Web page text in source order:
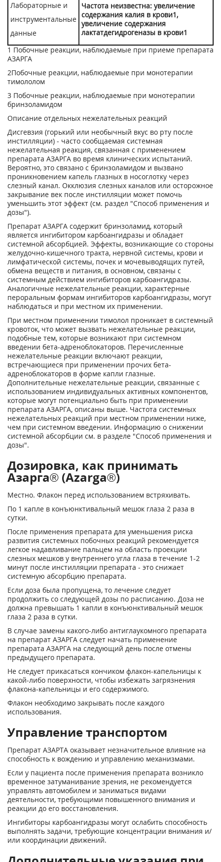
Лабораторные и
инструментальные
данные
Частота неизвестна: увеличение
содержания калия в крови1,
увеличение содержания
лактатдегидрогеназы в крови1
1 Побочные реакции, наблюдаемые при приеме препарата
АЗАРГА
2Побочные реакции, наблюдаемые при монотерапии
тимололом
3 Побочные реакции, наблюдаемые при монотерапии
бринзоламидом
Описание отдельных нежелательных реакций
Дисгевзия (горький или необычный вкус во рту после
инстилляции) - часто сообщаемая системная
нежелательная реакция, связанная с применением
препарата АЗАРГА во время клинических испытаний.
Вероятно, это связано с бринзоламидом и вызвано
проникновением капель глазных в носоглотку через
слезный канал. Окклюзия слезных каналов или осторожное
закрывание век после инстилляции может помочь
уменьшить этот эффект (см. раздел "Способ применения и
дозы").
Препарат АЗАРГА содержит бринзоламид, который
является ингибитором карбоангидразы и обладает
системной абсорбцией. Эффекты, возникающие со стороны
желудочно-кишечного тракта, нервной системы, крови и
лимфатической системы, почек и мочевыводящих путей,
обмена веществ и питания, в основном, связаны с
системным действием ингибиторов карбоангидразы.
Аналогичные нежелательные реакции, характерные
пероральным формам ингибиторов карбоангидразы, могут
наблюдаться и при местном их применении.
При местном применении тимолол проникает в системный
кровоток, что может вызвать нежелательные реакции,
подобные тем, которые возникают при системном
введении бета-адреноблокаторов. Перечисленные
нежелательные реакции включают реакции,
встречающиеся при применении прочих бета-
адреноблокаторов в форме капли глазные.
Дополнительные нежелательные реакции, связанные с
использованием индивидуальных активных компонентов,
которые могут потенциально быть при применении
препарата АЗАРГА, описаны выше. Частота системных
нежелательных реакций при местном применении ниже,
чем при системном введении. Информацию о снижении
системной абсорбции см. в разделе "Способ применения и
дозы".
Дозировка, как принимать
Азарга® (Azarga®)
Местно. Флакон перед использованием встряхивать.
По 1 капле в конъюнктивальный мешок глаза 2 раза в
сутки.
После применения препарата для уменьшения риска
развития системных побочных реакций рекомендуется
легкое надавливание пальцем на область проекции
слезных мешков у внутреннего угла глаза в течение 1-2
минут после инстилляции препарата - это снижает
системную абсорбцию препарата.
Если доза была пропущена, то лечение следует
продолжить со следующей дозы по расписанию. Доза не
должна превышать 1 капли в конъюнктивальный мешок
глаза 2 раза в сутки.
В случае замены какого-либо антиглаукомного препарата
на препарат АЗАРГА следует начать применение
препарата АЗАРГА на следующий день после отмены
предыдущего препарата.
Не следует прикасаться кончиком флакон-капельницы к
какой-либо поверхности, чтобы избежать загрязнения
флакона-капельницы и его содержимого.
Флакон необходимо закрывать после каждого
использования.
Управление транспортом
Препарат АЗАРТА оказывает незначительное влияние на
способность к вождению и управлению механизмами.
Если у пациента после применения препарата возникло
временное затуманивание зрения, не рекомендуется
управлять автомобилем и заниматься видами
деятельности, требующими повышенного внимания и
реакции до его восстановления.
Ингибиторы карбоангидразы могут ослабить способность
выполнять задачи, требующие концентрации внимания и/
или координации движений.